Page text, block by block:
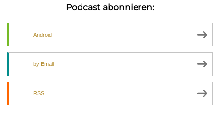
Podcast abonnieren:
Android
by Email
RSS